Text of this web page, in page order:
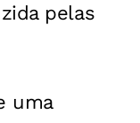
pelas
uma